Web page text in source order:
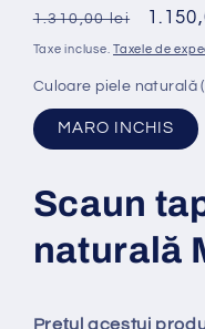
Preț
obișnuit
1.310,00 lei
Preț
redus
Taxe incluse.Taxele de
Culoare piele naturală
MARO INCHIS
Scaun
naturală
Prețul acestui